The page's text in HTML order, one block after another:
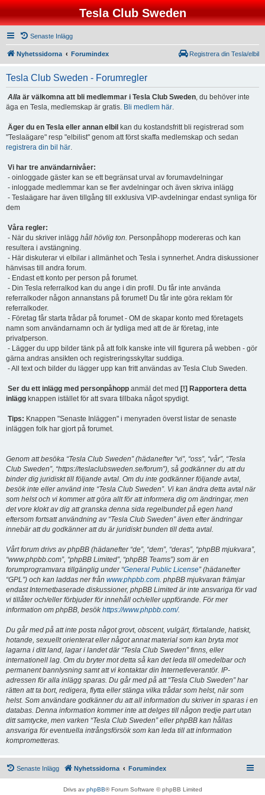
Tesla Club Sweden
Senaste Inlägg
Nyhetssidorna Forumindex Registrera din Tesla/elbil
Tesla Club Sweden - Forumregler
Alla är välkomna att bli medlemmar i Tesla Club Sweden, du behöver inte
äga en Tesla, medlemskap är gratis. Bli medlem här.
Äger du en Tesla eller annan elbil kan du kostandsfritt bli registrerad som
"Teslaägare" resp "elbilist" genom att först skaffa medlemskap och sedan
registrera din bil här.
Vi har tre användarnivåer:
- oinloggade gäster kan se ett begränsat urval av forumavdelningar
- inloggade medlemmar kan se fler avdelningar och även skriva inlägg
- Teslaägare har även tillgång till exklusiva VIP-avdelningar endast synliga för
dem
Våra regler:
- När du skriver inlägg håll hövlig ton. Personpåhopp modereras och kan
resultera i avstängning.
- Här diskuterar vi elbilar i allmänhet och Tesla i synnerhet. Andra diskussioner
hänvisas till andra forum.
- Endast ett konto per person på forumet.
- Din Tesla referralkod kan du ange i din profil. Du får inte använda
referralkoder någon annanstans på forumet! Du får inte göra reklam för
referralkoder.
- Företag får starta trådar på forumet - OM de skapar konto med företagets
namn som användarnamn och är tydliga med att de är företag, inte
privatperson.
- Lägger du upp bilder tänk på att folk kanske inte vill figurera på webben - gör
gärna andras ansikten och registreringsskyltar suddiga.
- All text och bilder du lägger upp kan fritt användas av Tesla Club Sweden.
Ser du ett inlägg med personpåhopp anmäl det med [!] Rapportera detta
inlägg knappen istället för att svara tillbaka något spydigt.
Tips: Knappen "Senaste Inläggen" i menyraden överst listar de senaste
inläggen folk har gjort på forumet.
Genom att besöka “Tesla Club Sweden” (hädanefter “vi”, “oss”, “vår”, “Tesla
Club Sweden”, “https://teslaclubsweden.se/forum”), så godkänner du att du
binder dig juridiskt till följande avtal. Om du inte godkänner följande avtal,
besök inte eller använd inte “Tesla Club Sweden”. Vi kan ändra detta avtal när
som helst och vi kommer att göra allt för att informera dig om ändringar, men
det vore klokt av dig att granska denna sida regelbundet på egen hand
eftersom fortsatt användning av “Tesla Club Sweden” även efter ändringar
innebär att du godkänner att du är juridiskt bunden till detta avtal.
Vårt forum drivs av phpBB (hädanefter “de”, “dem”, “deras”, “phpBB mjukvara”,
“www.phpbb.com”, “phpBB Limited”, “phpBB Teams”) som är en
forumprogramvara tillgänglig under “General Public License” (hädanefter
“GPL”) och kan laddas ner från www.phpbb.com. phpBB mjukvaran främjar
endast Internetbaserade diskussioner, phpBB Limited är inte ansvariga för vad
vi tillåter och/eller förbjuder för innehåll och/eller uppförande. För mer
information om phpBB, besökhttps://www.phpbb.com/.
Du går med på att inte posta något grovt, obscent, vulgärt, förtalande, hatiskt,
hotande, sexuellt orienterat eller något annat material som kan bryta mot
lagarna i ditt land, lagar i landet där “Tesla Club Sweden” finns, eller
internationell lag. Om du bryter mot detta så kan det leda till omedelbar och
permanent bannlysning samt att vi kontaktar din Internetleverantör. IP-
adressen för alla inlägg sparas. Du går med på att “Tesla Club Sweden” har
rätten att ta bort, redigera, flytta eller stänga vilka trådar som helst, när som
helst. Som användare godkänner du att all information du skriver in sparas i en
databas. Denna information kommer inte att delges till någon tredje part utan
ditt samtycke, men varken “Tesla Club Sweden” eller phpBB kan hållas
ansvariga för eventuella intrångsförsök som kan leda till att information
komprometteras.
Senaste Inlägg Nyhetssidorna Forumindex
Drivs av phpBB® Forum Software © phpBB Limited